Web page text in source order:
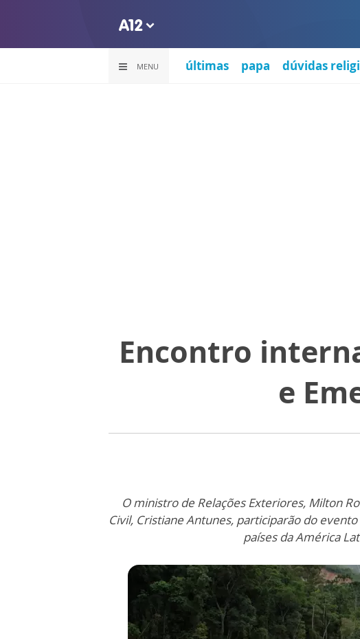
MENU últimas papa dúvidas
Encontro
e
O ministro de Relações Exteriores, Milton
Civil, Cristiane Antunes, participarão do
países da América